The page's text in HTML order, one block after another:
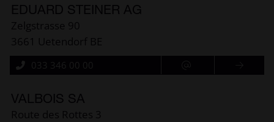
EDUARD STEINER AG
Zelgstrasse 90
3661 Uetendorf BE
033 346 00 00
VALBOIS SA
Route des Rottes 3